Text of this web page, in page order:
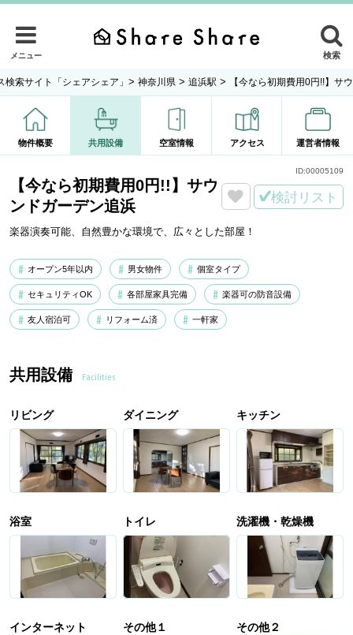
メニュー 検索
検索サイト「シェアシェア」 > 神奈川県 > 追浜駅 > 【今なら初期費用0円!!】サ
物件概要 共用設備 空室情報 アクセス 運営者情報
【今なら初期費用0円!!】サウ
ンドガーデン追浜
楽器演奏可能、自然豊かな環境で、広々とした部屋！
検討リスト
オープン5年以内 男女物件 個室タイプ
セキュリティOK 各部屋家具完備 楽器可の防音設備
友人宿泊可 リフォーム済 一軒家
ID:00005109
共用設備 Facilities
リビング ダイニング キッチン
浴室 トイレ 洗濯機・乾燥機
インターネット その他１ その他２